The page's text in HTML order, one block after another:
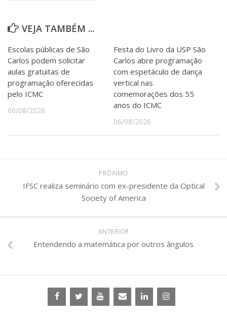
VEJA TAMBÉM ...
Escolas públicas de São
Carlos podem solicitar
aulas gratuitas de
programação oferecidas
pelo ICMC
06/08/2026
Festa do Livro da USP São
Carlos abre programação
com espetáculo de dança
vertical nas
comemorações dos 55
anos do ICMC
06/08/2026
PRÓXIMO
IFSC realiza seminário com ex-presidente da Optical
Society of America
ANTERIOR
Entendendo a matemática por outros ângulos